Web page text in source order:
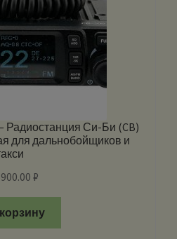
Радиостанция Си-Би (CB)
для дальнобойщиков и
₽